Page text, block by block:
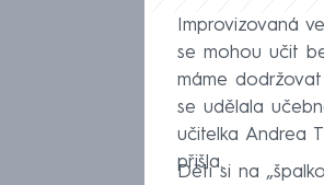
Improvizovaná
se mohou učit
máme
se udělala
učitelka Andrea
přišla.
Děti si na